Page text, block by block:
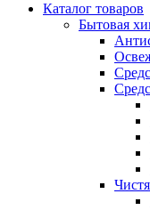
Каталог товаров
Бытовая